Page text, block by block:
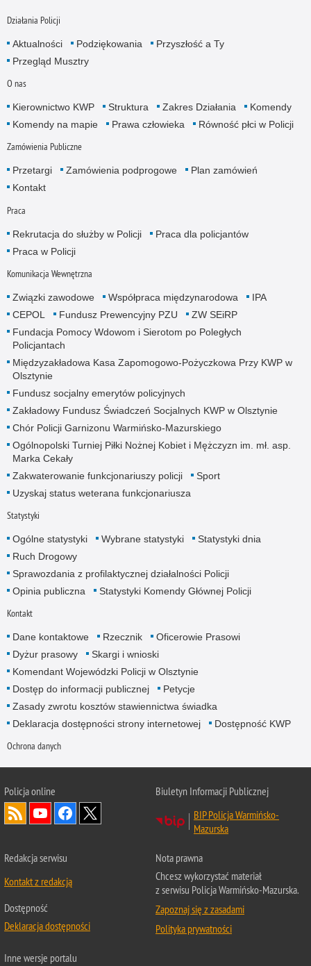
Działania Policji
Aktualności Podziękowania
Przyszłość a Ty
Przegląd Musztry
O nas
Kierownictwo KWP Struktura Zakres Działania
Komendy
Komendy na mapie
Prawa człowieka Równość płci w Policji
Zamówienia Publiczne
Przetargi Zamówienia podprogowe
Plan zamówień
Kontakt
Praca
Rekrutacja do służby w Policji
Praca dla policjantów
Praca w Policji
Komunikacja Wewnętrzna
Związki zawodowe Współpraca międzynarodowa
IPA
CEPOL
Fundusz Prewencyjny PZU
ZW SEiRP
Fundacja Pomocy Wdowom i Sierotom po Poległych
Policjantach
Międzyzakładowa Kasa Zapomogowo-Pożyczkowa Przy KWP w
Olsztynie
Fundusz socjalny emerytów policyjnych
Zakładowy Fundusz Świadczeń Socjalnych KWP w Olsztynie
Chór Policji Garnizonu Warmińsko-Mazurskiego
Ogólnopolski Turniej Piłki Nożnej Kobiet i Mężczyzn im. mł. asp.
Marka Cekały
Zakwaterowanie funkcjonariuszy policji
Sport
Uzyskaj status weterana funkcjonariusza
Statystyki
Ogólne statystyki Wybrane statystyki
Statystyki dnia
Ruch Drogowy
Sprawozdania z profilaktycznej działalności Policji
Opinia publiczna
Statystyki Komendy Głównej Policji
Kontakt
Dane kontaktowe Rzecznik
Oficerowie Prasowi
Dyżur prasowy
Skargi i wnioski
Komendant Wojewódzki Policji w Olsztynie
Dostęp do informacji publicznej
Petycje
Zasady zwrotu kosztów stawiennictwa świadka
Deklaracja dostępności strony internetowej
Dostępność KWP
Ochrona danych
Policja online
Biuletyn Informacji Publicznej
BIP Policja Warmińsko-
Mazurska
Redakcja serwisu
Kontakt z redakcją
Dostępność
Deklaracja dostępności
Nota prawna
Chcesz wykorzystać materiał
z serwisu Policja Warmińsko-Mazurska.
Zapoznaj się z zasadami
Polityka prywatności
Inne wersje portalu